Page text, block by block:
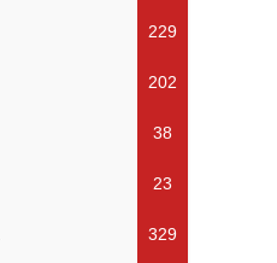
229
202
38
23
329